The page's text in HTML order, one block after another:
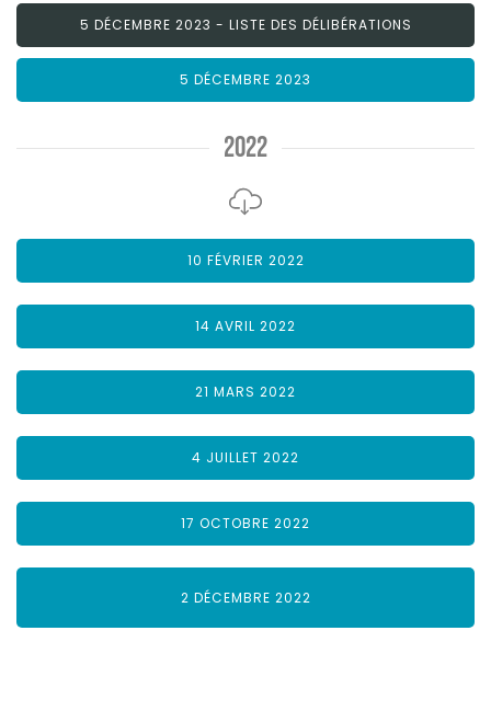
5 DÉCEMBRE 2023 - LISTE DES DÉLIBÉRATIONS
5 DÉCEMBRE 2023
2022
10 FÉVRIER 2022
14 AVRIL 2022
21 MARS 2022
4 JUILLET 2022
17 OCTOBRE 2022
2 DÉCEMBRE 2022